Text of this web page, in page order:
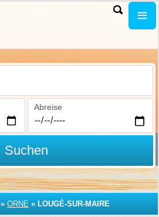
Abreise
Suchen
» ORNE » LOUGÉ-SUR-MAIRE